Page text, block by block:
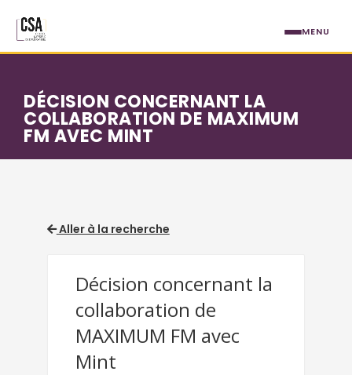
DÉCISION CONCERNANT LA
COLLABORATION DE MAXIMUM
FM AVEC MINT
Aller à la recherche
Décision concernant la
collaboration de
MAXIMUM FM avec
Mint
MENU